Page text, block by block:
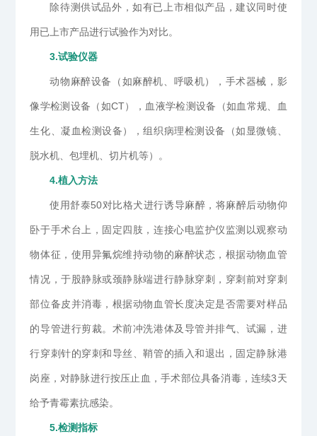
除待测供试品外，如有已上市相似产品，建议同时使
用已上市产品进行试验作为对比。
3.试验仪器
动物麻醉设备（如麻醉机、呼吸机），手术器械，影
像学检测设备（如CT），血液学检测设备（如血常规、血
生化、凝血检测设备），组织病理检测设备（如显微镜、
脱水机、包埋机、切片机等）。
4.植入方法
使用舒泰50对比格犬进行诱导麻醉，将麻醉后动物仰
卧于手术台上，固定四肢，连接心电监护仪监测以观察动
物体征，使用异氟烷维持动物的麻醉状态，根据动物血管
情况，于股静脉或颈静脉端进行静脉穿刺，穿刺前对穿刺
部位备皮并消毒，根据动物血管长度决定是否需要对样品
的导管进行剪裁。术前冲洗港体及导管并排气、试漏，进
行穿刺针的穿刺和导丝、鞘管的插入和退出，固定静脉港
岗座，对静脉进行按压止血，手术部位具备消毒，连续3天
给予青霉素抗感染。
5.检测指标